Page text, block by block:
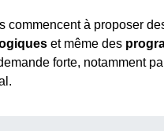
commencent à proposer
et même des
forte, notamment